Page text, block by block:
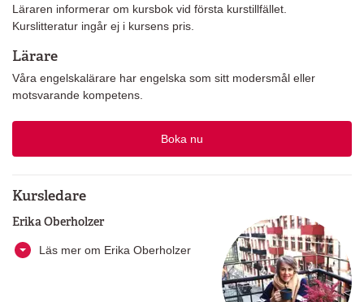
Läraren informerar om kursbok vid första kurstillfället.
Kurslitteratur ingår ej i kursens pris.
Lärare
Våra engelskalärare har engelska som sitt modersmål eller
motsvarande kompetens.
Boka nu
Kursledare
Erika Oberholzer
Läs mer om Erika Oberholzer